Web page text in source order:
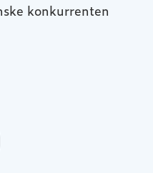
konkurrenten